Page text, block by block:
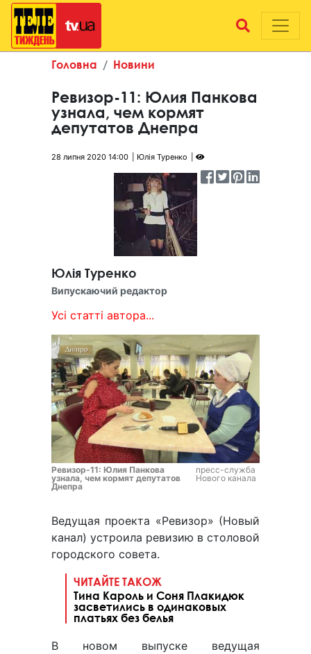
Головна Новини
Ревизор-11: Юлия Панкова
узнала, чем кормят
депутатов Днепра
28 липня 2020 14:00 Юлія Туренко
Юлія Туренко
Випускаючий редактор
Усі статті автора...
Ревизор-11: Юлия Панкова
узнала, чем кормят депутатов
Днепра
пресс-служба
Нового канала
Ведущая проекта «Ревизор» (Новый
канал) устроила ревизию в столовой
городского совета.
ЧИТАЙТЕ ТАКОЖ
Тина Кароль и Соня Плакидюк
засветились в одинаковых
платьях без белья
В новом выпуске ведущая